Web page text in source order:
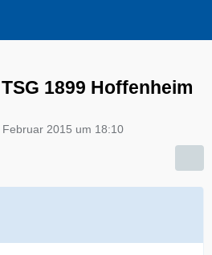
1899 Hoffenheim
Februar 2015 um 18:10